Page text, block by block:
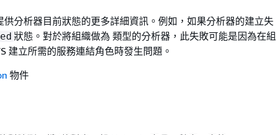
供分析器目前狀態的更多詳細資訊。例如，如果分析器的建立失
狀態。對於將組織做為 類型的分析器，此失敗可能是因為在組
建立所需的服務連結角色時發生問題。
物件